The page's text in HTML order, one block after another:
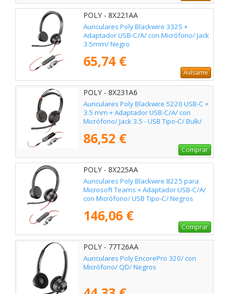
POLY - 8X221AA
Auriculares Poly Blackwire 3325 +
Adaptador USB-C/A/ con Micrófono/ Jack
3.5mm/ Negro
65,74 €
Avísame
POLY - 8X231A6
Auriculares Poly Blackwire 5220 USB-C +
3.5 mm + Adaptador USB-C/A/ con
Micrófono/ Jack 3.5 - USB Tipo-C/ Bulk/
86,52 €
Comprar
POLY - 8X225AA
Auriculares Poly Blackwire 8225 para
Microsoft Teams + Adaptador USB-C/A/
con Micrófono/ USB Tipo-C/ Negros
146,06 €
Comprar
POLY - 77T26AA
Auriculares Poly EncorePro 320/ con
Micrófono/ QD/ Negros